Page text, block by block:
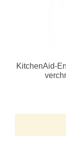
KitchenAid-